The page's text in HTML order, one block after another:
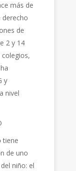
más de
derecho
de
2 y 14
y
nivel
tiene
de uno
niño: el